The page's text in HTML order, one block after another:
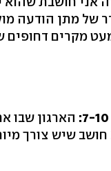
של מתן הודעה
מקרים דחופים
הארגון שבו
חושב שיש צורך